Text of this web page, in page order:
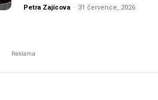
Petra Zajícova - 31 července, 2026
Reklama